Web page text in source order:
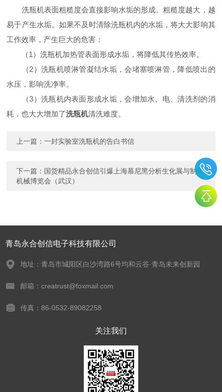
洗瓶机表面粗糙度会直接影响水垢的形成。粗糙度越大，越
易于产生水垢。如果不及时清除洗瓶机内的水垢，将大大影响其
工作效率，产生巨大的危害：
（1）洗瓶机加热管表面形成水垢，将降低其传热效率。
（2）洗瓶机喷淋管凝结水垢，会堵塞喷淋管，降低喷出的
水压，影响洗净率。
（3）洗瓶机内表面形成水垢，会增加水、电、清洗剂的消
耗，也大大增加了洗瓶机清洗难度。
上一篇：一封实验室洗瓶机的告白书信
下一篇： 国货精品永合创信引爆上海慕尼黑分析生化展与制药
机械博览会（武汉）
青岛永合创信电子科技有限公司
地址：青岛市城阳区白沙湾路6号均和云谷·青岛未来创新园
邮箱：creatrust@foxmail.com
传真：86-0532-89082258
关注我们